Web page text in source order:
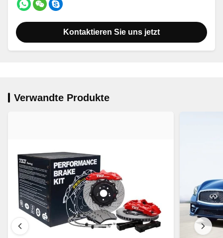
Kontaktieren Sie uns jetzt
Verwandte Produkte